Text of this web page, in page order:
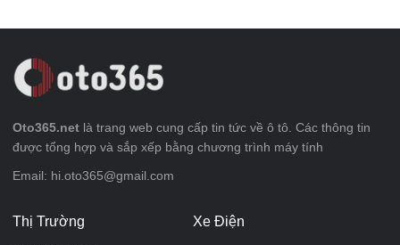
Oto365.net là trang web cung cấp tin tức về ô tô. Các thông tin
được tổng hợp và sắp xếp bằng chương trình máy tính
Email: hi.oto365@gmail.com
Thị Trường Xe Điện